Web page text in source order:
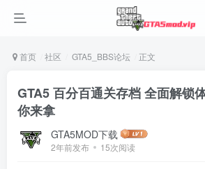
首页 社区 GTA5_BBS论坛 正文
GTA5 百分百通关存档 全面解锁
你来拿
GTA5MOD下载
2年前发布 15次阅读